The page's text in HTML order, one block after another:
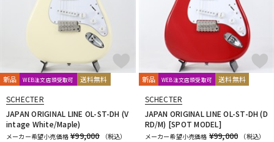
新品 WEB注文店頭受取可 送料無料
SCHECTER
JAPAN ORIGINAL LINE OL-ST-DH (V
intage White/Maple)
メーカー希望小売価格 ¥99,000
（税込）
新品 WEB注文店頭受取可 送料無料
SCHECTER
JAPAN ORIGINAL LINE OL-ST-DH (D
RD/M) [SPOT MODEL]
メーカー希望小売価格 ¥99,000
（税込）